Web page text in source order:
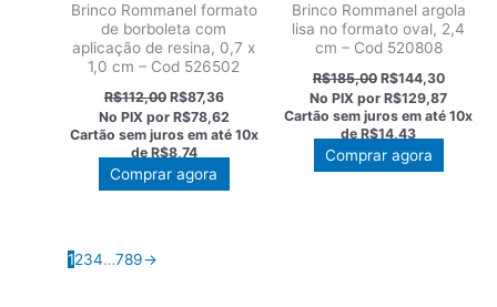
Brinco Rommanel formato
de borboleta com
aplicação de resina, 0,7 x
1,0 cm – Cod 526502
R$112,00 O
preço
original
era:
R$112,00.
R$87,36O
preço
atual
é:
R$87,36.
No PIX por R$78,62
Cartão sem juros em até 10x
deR$8,74
Comprar agora
Brinco Rommanel argola
lisa no formato oval, 2,4
cm – Cod 520808
R$185,00 O
preço
original
era:
R$185,00.
R$144,30O
preço
atual
é:
No PIX porR$129,87
Cartão sem juros em até10x
de R$14,43
Comprar agora
1234…789→